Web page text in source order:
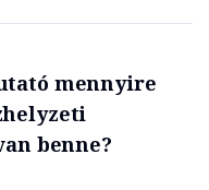
mennyire
benne?